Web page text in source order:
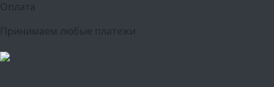
Оплата
Принимаем любые платежи